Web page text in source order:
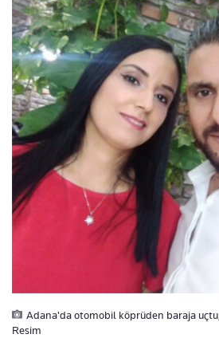
Adana'da otomobil köprüden baraja uçtu,
Resim